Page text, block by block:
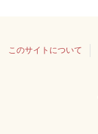
このサイトについて